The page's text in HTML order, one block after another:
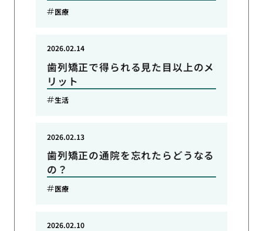
医療
歯列矯正で得られる見た目以上のメ
リット
2026.02.14
生活
歯列矯正の通院を忘れたらどうなる
の？
2026.02.13
医療
2026.02.10